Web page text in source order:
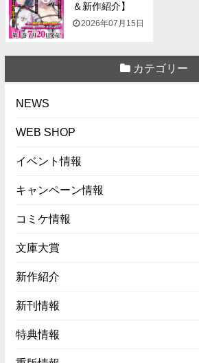
＆新作紹介】
『NTR...
2026年07月15日
カテゴリー
NEWS
WEB SHOP
イベント情報
キャンペーン情報
コミケ情報
文庫大賞
新作紹介
新刊情報
特典情報